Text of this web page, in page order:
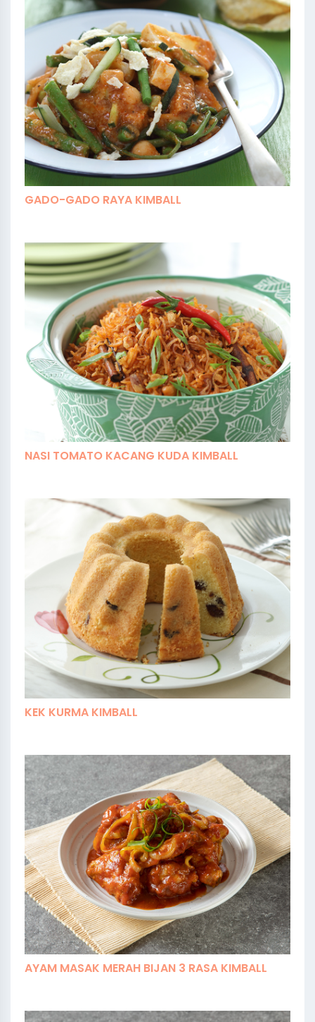
GADO-GADO RAYA KIMBALL
NASI TOMATO KACANG KUDA KIMBALL
KEK KURMA KIMBALL
AYAM MASAK MERAH BIJAN 3 RASA KIMBALL